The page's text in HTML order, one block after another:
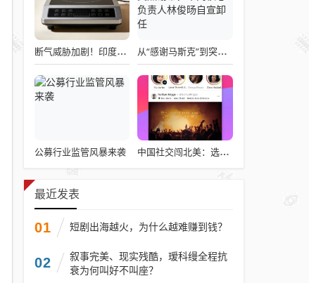
断气威胁加剧！印度民众疯抢电磁炉 制造商将从中国空运部件 从“感谢马斯克”到突然谢幕，千问核心负责人林俊旸自宣卸任
公募行业监管风暴来袭 中国社交闯北美：选择远大于努力
最近发表
01 短剧出海越火，为什么越难赚到钱？
02
叙事完美、现实残酷，瑷科缦全程抗
衰为何叫好不叫座？